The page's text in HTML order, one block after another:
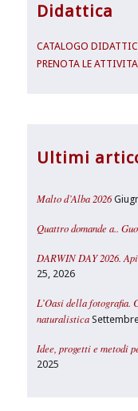
Didattica
CATALOGO
PRENOTA LE
Ultimi
Malto d’Alba 2026
Quattro domande a..
DARWIN DAY 2026.
25, 2026
L’Oasi della fotografia.
naturalistica
Idee, progetti e metodi
2025